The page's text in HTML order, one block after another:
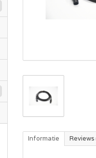
Informatie Reviews